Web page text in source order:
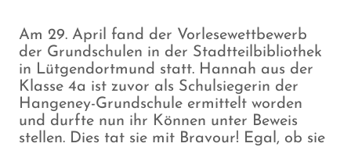
Am 29. April fand der Vorlesewettbewerb
der Grundschulen in der Stadtteilbibliothek
in Lütgendortmund statt. Hannah aus der
Klasse 4a ist zuvor als Schulsiegerin der
Hangeney-Grundschule ermittelt worden
und durfte nun ihr Können unter Beweis
stellen. Dies tat sie mit Bravour! Egal, ob sie